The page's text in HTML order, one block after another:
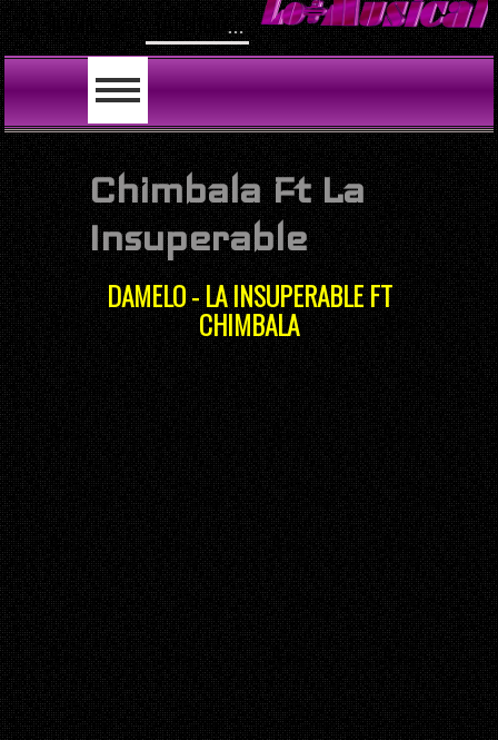
LO ÚLTIMO Will S
Chimbala Ft La
Insuperable
DAMELO - LA INSUPERABLE FT
CHIMBALA